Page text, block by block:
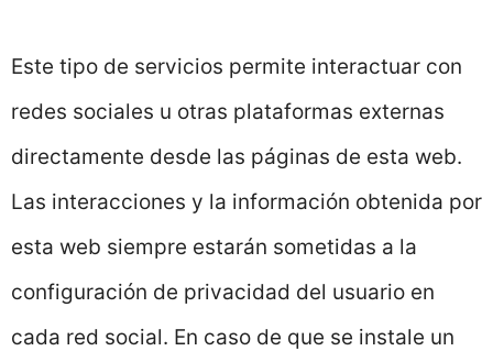
Este tipo de servicios permite interactuar con
redes sociales u otras plataformas externas
directamente desde las páginas de esta web.
Las interacciones y la información obtenida por
esta web siempre estarán sometidas a la
configuración de privacidad del usuario en
cada red social. En caso de que se instale un